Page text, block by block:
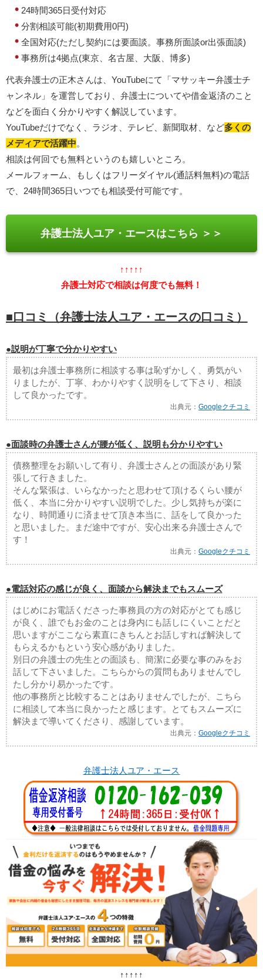
24時間365日受付対応
分割相談可能(初期費用0円)
全国対応(ただし契約には要面談。事務所面談or出張面談)
事務所は4拠点(東京、名古屋、大阪、博多)
代表弁護士の正木さんは、YouTubeにて「マサッキー弁護士チ
ャンネル」を運営しており、弁護士についてや借金返済のこと
などを面白く分かりやすく解説しています。
YouTubeだけでなく、ラジオ、テレビ、新聞取材、など多くの
メディアで活躍中。
相談は何回でも無料というのも嬉しいところ。
メールフォーム、もしくはフリーダイヤル(通話料無料)の電話
で、24時間365日いつでも相談受付可能です。
弁護士法人ユア・エースはこちら ＞＞
↑↑↑↑↑
弁護士対応で相談は何度でも無料！
■口コミ（弁護士法人ユア・エースの口コミ）
●説明が丁寧で分かりやすい
最初は弁護士事務所に相談する事は恥ずかしく、勇気がい
りましたが、丁寧、わかりやすく説明をして下さり、相談
して良かったです。
出典元：Googleクチコミ
●面談時の弁護士さんが腰が低く、説明も分かりやすい
債務整理をお願いして有り、弁護士さんとの面談があり緊
張して行きました。
そんな緊張は、いらなかったと思わせて頂けるくらい腰が
低く、本当に分かりやすい説明でした。少し気持ちが楽に
なり、時間通りに済ませて頂き本当に、話をして良かった
と思いました。まだ途中ですが、安心出来る弁護士さんで
す！
出典元：Googleクチコミ
●電話対応の感じが良く、面談から解決までもスムーズ
はじめにお電話くださった事務員の方の対応がとても感じ
が良く、誰でもお金のことは身内にも話しにくいことだと
思いますがここなら素直にきちんとお話しすれば解決して
もらえるかもという安心感がありました。
別日の弁護士の先生との面談も、簡潔に必要な事のみをお
話して下さいました。こちらからの質問もありませんでし
たし分かり易かったです。
他の事務所と比較することはありませんでしたが、こちら
に相談して本当に良かったと感じます。とてもスムーズに
解決まで導いてくださり、感謝しています。
出典元：Googleクチコミ
弁護士法人ユア・エース
↑↑↑↑↑